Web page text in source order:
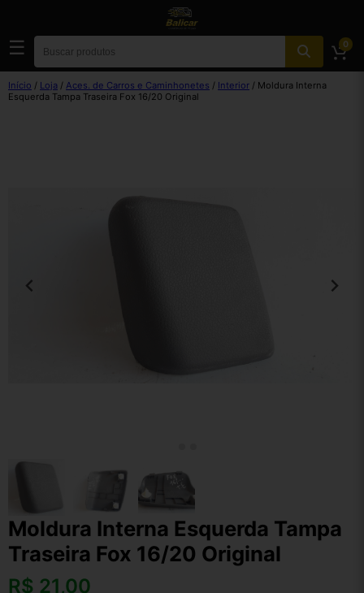
☰ 0
Início / Loja / Aces. de Carros e Caminhonetes / Interior / Moldura Interna
Esquerda Tampa Traseira Fox 16/20 Original
Moldura Interna Esquerda Tampa
Traseira Fox 16/20 Original
R$ 21,00